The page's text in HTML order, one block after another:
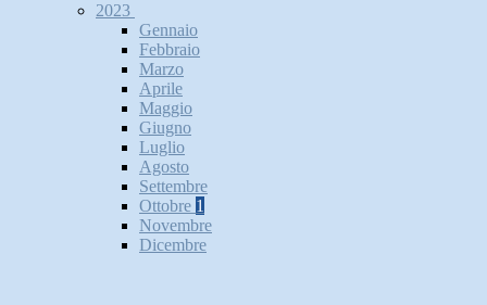
2023
Gennaio
Febbraio
Marzo
Aprile
Maggio
Giugno
Luglio
Agosto
Settembre
Ottobre 1
Novembre
Dicembre